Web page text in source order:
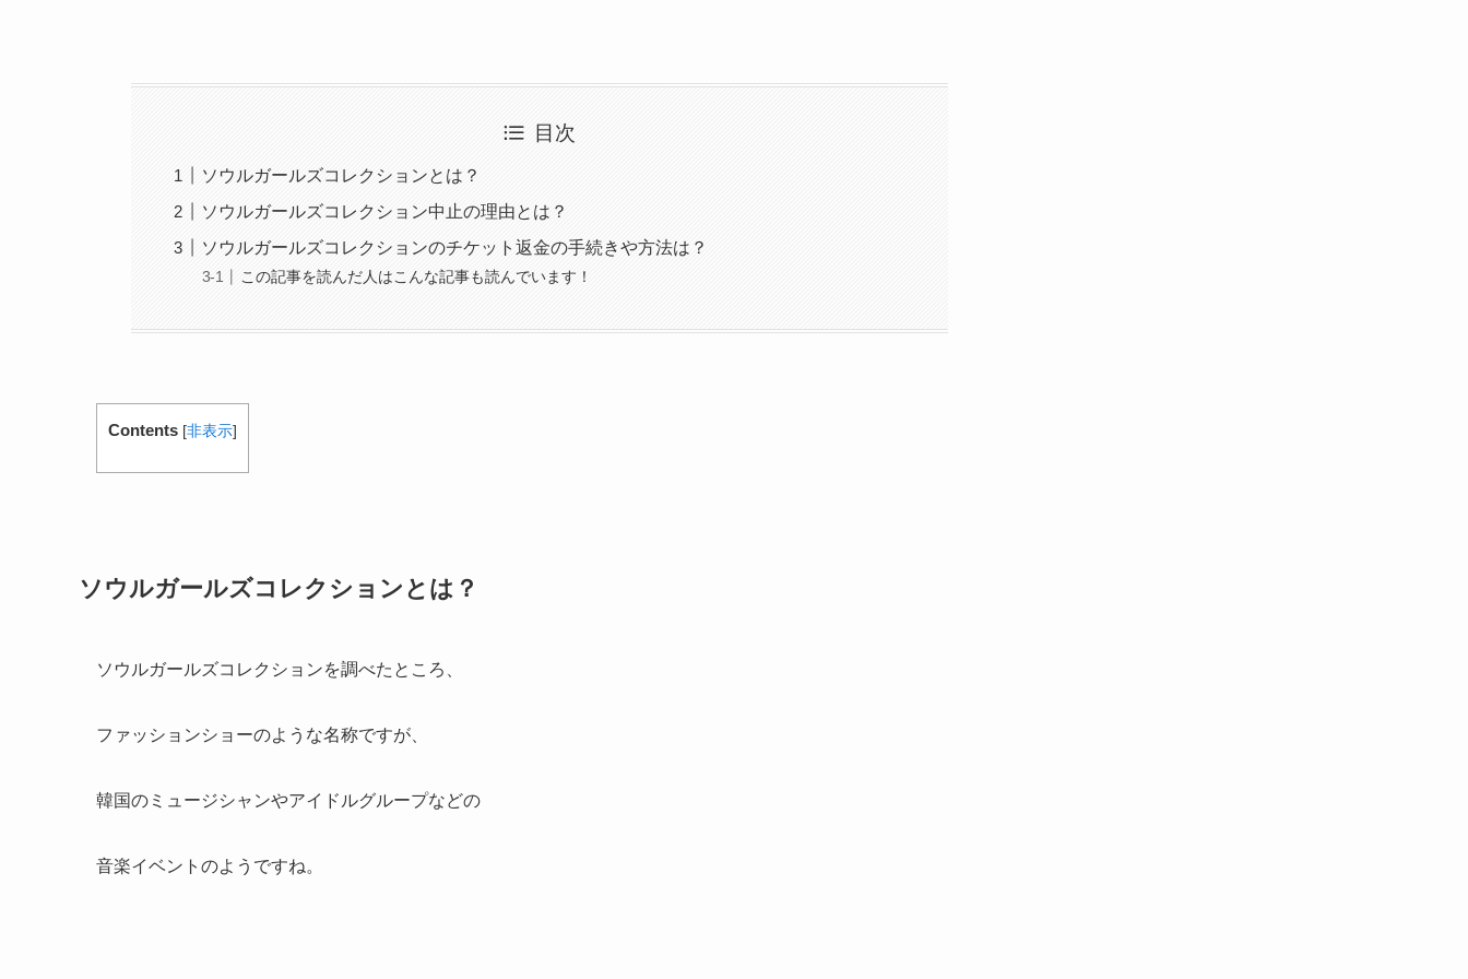
目次
ソウルガールズコレクションとは？
ソウルガールズコレクション中止の理由とは？
ソウルガールズコレクションのチケット返金の手続きや方法は？
この記事を読んだ人はこんな記事も読んでいます！
Contents [非表示]
ソウルガールズコレクションとは？
ソウルガールズコレクションを調べたところ、
ファッションショーのような名称ですが、
韓国のミュージシャンやアイドルグループなどの
音楽イベントのようですね。